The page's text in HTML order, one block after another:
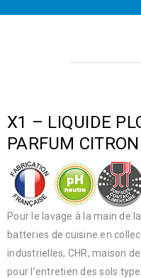
X1 – LIQUIDE
PARFUM
Pour le lavage à la main de
batteries de cuisine en
industrielles, CHR, maison
pour l’entretien des sols